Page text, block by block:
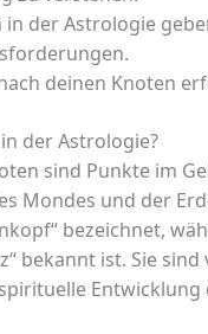
in der Astrologie
deinen Knoten
der Astrologie?
sind Punkte im
Mondes und der
bezeichnet,
bekannt ist. Sie